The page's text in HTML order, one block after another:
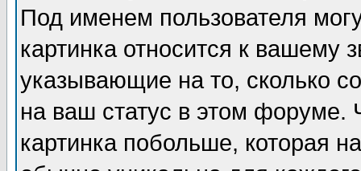
Под именем пользователя
картинка относится к вашему
указывающие на то, сколько
на ваш статус в этом форуме.
картинка побольше, которая